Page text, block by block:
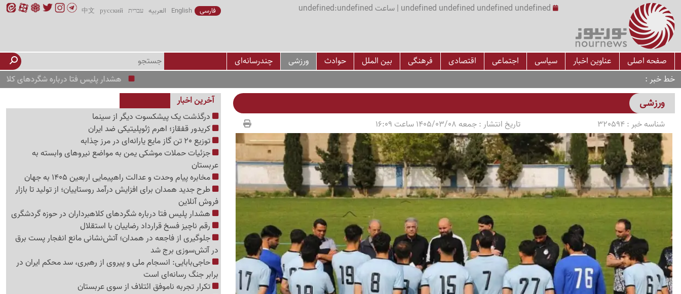
undefined undefined undefined undefined | ساعت undefined:undefined فارسی English العربیه עברית русский
中文
صفحه اصلی عناوین اخبار سیاسی اجتماعی اقتصادی فرهنگی بین الملل حوادث ورزشی
چندرسانه‌ای
خط خبر
هشدار پلیس فتا درباره شگردهای
ورزشی
شناسه خبر :320594 تاریخ انتشار :جمعه 1405/03/08 ساعت 16:09
آخرین اخبار
درگذشت یک پیشکسوت دیگر از سینما
کریدور قفقاز؛ اهرم ژئوپلیتیکی ضد ایران
توزیع 20 تن گاز مایع یارانه‌ای در مرز چذابه
جزئیات حملات موشکی یمن به مواضع نیروهای وابسته به
عربستان
مخابره پیام وحدت و عدالت راهپیمایی اربعین 1405 به جهان
طرح جدید همدان برای افزایش درآمد روستاییان؛ از تولید تا بازار
فروش آنلاین
هشدار پلیس فتا درباره شگردهای کلاهبرداران در حوزه گردشگری
رقم ناچیز فسخ قرارداد رضاییان با استقلال
جلوگیری از فاجعه در همدان؛ آتش‌نشانی مانع انفجار پست برق
در آتش‌سوزی برج شد
حاجی‌بابایی: انسجام ملی و پیروی از رهبری، سد محکم ایران در
برابر جنگ رسانه‌ای است
تکرار تجربه ناموفق ائتلاف از سوی عربستان